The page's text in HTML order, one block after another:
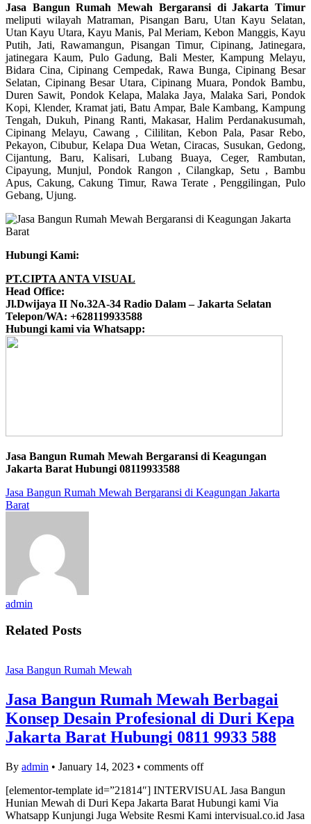
Jasa Bangun Rumah Mewah Bergaransi di Jakarta Timur
meliputi wilayah Matraman, Pisangan Baru, Utan Kayu Selatan,
Utan Kayu Utara, Kayu Manis, Pal Meriam, Kebon Manggis, Kayu
Putih, Jati, Rawamangun, Pisangan Timur, Cipinang, Jatinegara,
jatinegara Kaum, Pulo Gadung, Bali Mester, Kampung Melayu,
Bidara Cina, Cipinang Cempedak, Rawa Bunga, Cipinang Besar
Selatan, Cipinang Besar Utara, Cipinang Muara, Pondok Bambu,
Duren Sawit, Pondok Kelapa, Malaka Jaya, Malaka Sari, Pondok
Kopi, Klender, Kramat jati, Batu Ampar, Bale Kambang, Kampung
Tengah, Dukuh, Pinang Ranti, Makasar, Halim Perdanakusumah,
Cipinang Melayu, Cawang , Cililitan, Kebon Pala, Pasar Rebo,
Pekayon, Cibubur, Kelapa Dua Wetan, Ciracas, Susukan, Gedong,
Cijantung, Baru, Kalisari, Lubang Buaya, Ceger, Rambutan,
Cipayung, Munjul, Pondok Rangon , Cilangkap, Setu , Bambu
Apus, Cakung, Cakung Timur, Rawa Terate , Penggilingan, Pulo
Gebang, Ujung.
Hubungi Kami:
PT.CIPTA ANTA VISUAL
Head Office:
Jl.Dwijaya II No.32A-34 Radio Dalam – Jakarta Selatan
Telepon/WA: +628119933588
Hubungi kami via Whatsapp:
Jasa Bangun Rumah Mewah Bergaransi di Keagungan
Jakarta Barat Hubungi 08119933588
Jasa Bangun Rumah Mewah Bergaransi di Keagungan Jakarta
Barat
admin
Related Posts
Jasa Bangun Rumah Mewah
Jasa Bangun Rumah Mewah Berbagai
Konsep Desain Profesional di Duri Kepa
Jakarta Barat Hubungi 0811 9933 588
By admin • January 14, 2023 • comments off
[elementor-template id=”21814″] INTERVISUAL Jasa Bangun
Hunian Mewah di Duri Kepa Jakarta Barat Hubungi kami Via
Whatsapp Kunjungi Juga Website Resmi Kami intervisual.co.id Jasa